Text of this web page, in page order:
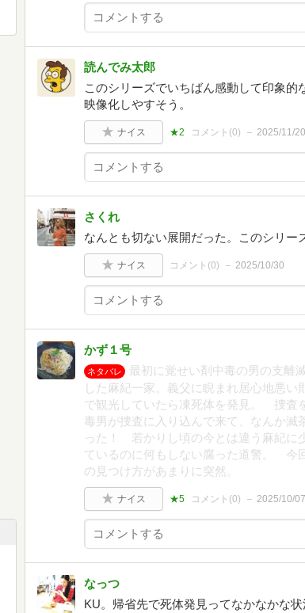
読んでみ太郎
このシリーズでいちばん感動して印象的
映像化しやすそう。
ナイス ★2 コメント(0) 2025/11/20
さくれ
なんとも切ない展開だった。このシリー
ナイス コメント(0) 2025/10/30
かず１号
ネタバレ
最初に覚せい剤中毒の男の支離
した麻紀一家。義父に睨まれ居心地悪い
で観光していたら凍死体を発見。 捜査
毒男が捜査に入り込んで来て、なんか滅
った！ 若かりし頃の今とは違う麻紀に
ているのに何もしない腐った道警。 今
の見つけ方があまりに突然。
ナイス ★5 コメント(0) 2025/10/07
なっつ
KU。帰省先で死体発見ってなかなかな